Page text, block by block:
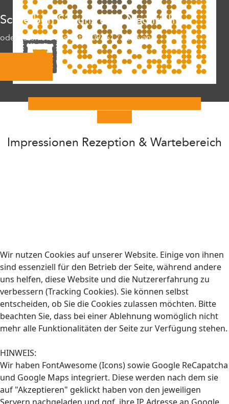
Schreiben Sie uns eine Nachricht
oder rufen Sie uns unter 09461 / 1616 an
Impressionen Rezeption & Wartebereich
Wir nutzen Cookies auf unserer Website. Einige von ihnen
sind essenziell für den Betrieb der Seite, während andere
uns helfen, diese Website und die Nutzererfahrung zu
verbessern (Tracking Cookies). Sie können selbst
entscheiden, ob Sie die Cookies zulassen möchten. Bitte
beachten Sie, dass bei einer Ablehnung womöglich nicht
mehr alle Funktionalitäten der Seite zur Verfügung stehen.
HINWEIS:
Wir haben FontAwesome (Icons) sowie Google ReCapatcha
und Google Maps integriert. Diese werden nach dem sie
auf "Akzeptieren" geklickt haben von den jeweiligen